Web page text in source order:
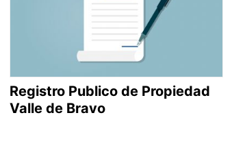
Registro Publico de Propiedad
Valle de Bravo